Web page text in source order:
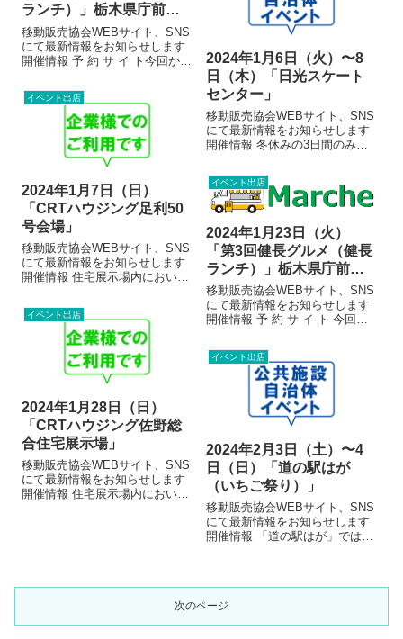
り・キッ...
ランチ）」栃木県庁前芝
生広場（元栃木会館跡
地）
移動販売協会WEBサイト、SNS
にて最新情報をお知らせします
開催情報 予 約 サ イ ト今回から
人気メニューは売り切れてしま
う前にご予約下さい♪地産地消、
食育、フードロス削減、子育て
支援をテーマにして、移動販売
2024年1月6日（火）〜8
日（木）「日光スケート
センター」
移動販売協会WEBサイト、SNS
にて最新情報をお知らせします
開催情報 冬休みの3日間のみで
出店します。7日（水）は
GULKEBABの都合によりお休み
となりました。 会場のご案内
出店者 ※各出店者の写真は販売
メ...
イベント出店
2024年1月7日（日）
「CRTハウジング足利50
号会場」
移動販売協会WEBサイト、SNS
にて最新情報をお知らせします
開催情報 住宅展示場内におい
したお客様に、チケットと交換
でプレゼントさせていただきま
す。 会場のご案内 出店者 ※各
出店者の写真は販売メニューの
イベント出店
2024年1月23日（火）
「第3回健長グルメ（健長
ランチ）」栃木県庁前芝
生広場（元栃木会館跡
地）
移動販売協会WEBサイト、SNS
にて最新情報をお知らせします
開催情報 予 約 サ イ ト 今回か
た！人気メニューは売り切れて
しまう前にご予約下さい♪地産地
消、食育、フードロス削減、子
育て支援をテーマにして、移動
イベント出店
2024年1月28日（日）
「CRTハウジング佐野総
合住宅展示場」
移動販売協会WEBサイト、SNS
にて最新情報をお知らせします
開催情報 住宅展示場内におい
イベント出店
2024年2月3日（土）〜4
日（日）「道の駅はが
（いちご祭り）」
移動販売協会WEBサイト、SNS
にて最新情報をお知らせします
開催情報 「道の駅はが」では毎
送も行います。 スイーツ食べ
比べイベ...
次のページ